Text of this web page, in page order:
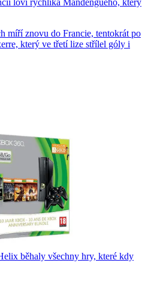
loví rychlíka Mandengueho, který
míří znovu do Francie, tentokrát po
který ve třetí lize střílel góly i
běhaly všechny hry, které kdy